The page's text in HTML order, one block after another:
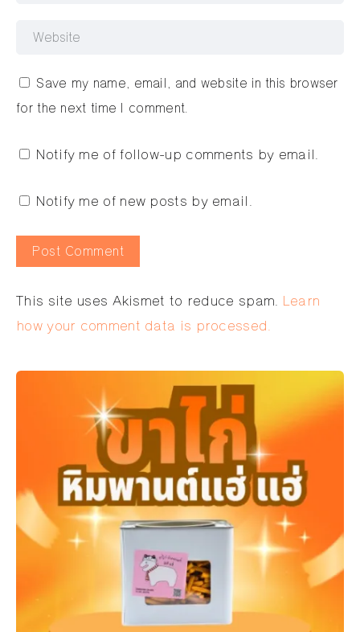
Save my name, email, and website in this browser
for the next time I comment.
Notify me of follow-up comments by email.
Notify me of new posts by email.
Alternative:
This site uses Akismet to reduce spam. Learn
how your comment data is processed.